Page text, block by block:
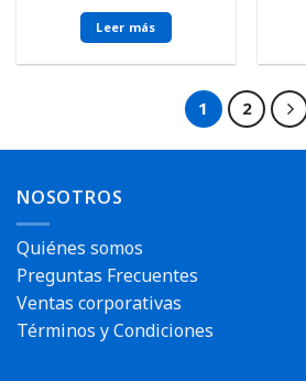
Leer más
1 2
NOSOTROS
Quiénes somos
Preguntas Frecuentes
Ventas corporativas
Términos y Condiciones